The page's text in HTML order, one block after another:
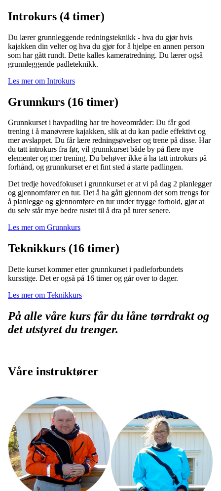
Introkurs (4 timer)
Du lærer grunnleggende redningsteknikk - hva du gjør hvis
kajakken din velter og hva du gjør for å hjelpe en annen person
som har gått rundt. Dette kalles kameratredning. Du lærer også
grunnleggende padleteknikk.
Les mer om Introkurs
Grunnkurs (16 timer)
Grunnkurset i havpadling har tre hoveområder: Du får god
trening i å manøvrere kajakken, slik at du kan padle effektivt og
mer avslappet. Du får lære redningsøvelser og trene på disse. Har
du tatt introkurs fra før, vil grunnkurset både by på flere nye
elementer og mer trening. Du behøver ikke å ha tatt introkurs på
forhånd, og grunnkurset er et fint sted å starte padlingen.
Det tredje hovedfokuset i grunnkurset er at vi på dag 2 planlegger
og gjennomfører en tur. Det å ha gått gjennom det som trengs for
å planlegge og gjennomføre en tur under trygge forhold, gjør at
du selv står mye bedre rustet til å dra på turer senere.
Les mer om Grunnkurs
Teknikkurs (16 timer)
Dette kurset kommer etter grunnkurset i padleforbundets
kursstige. Det er også på 16 timer og går over to dager.
Les mer om Teknikkurs
På alle våre kurs får du låne tørrdrakt og
det utstyret du trenger.
Våre instruktører